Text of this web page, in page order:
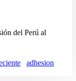
del Perú al
adhesion